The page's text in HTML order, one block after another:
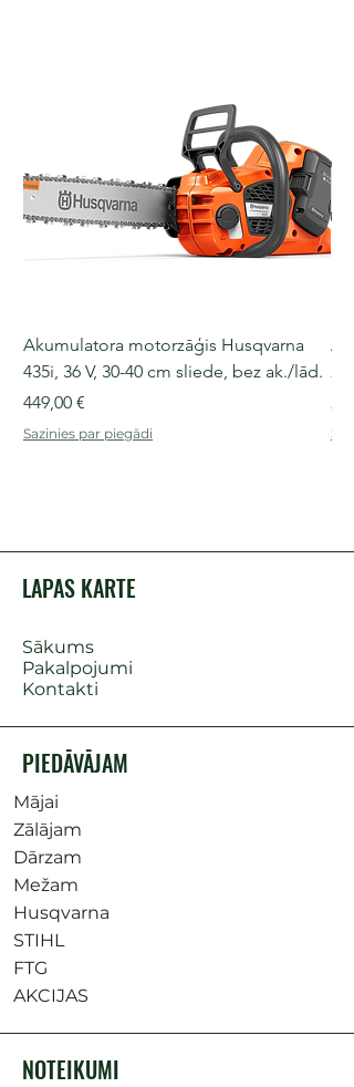
Akumulatora motorzāģis Husqvarna
435i, 36 V, 30-40 cm sliede, bez ak./lād.
Cena
449,00 €
Sazinies par piegādi
LAPAS KARTE
Sākums
Pakalpojumi
Kontakti
PIEDĀVĀJAM
Mājai
Zālājam
Dārzam
Mežam
Husqvarna
STIHL
FTG
AKCIJAS
NOTEIKUMI